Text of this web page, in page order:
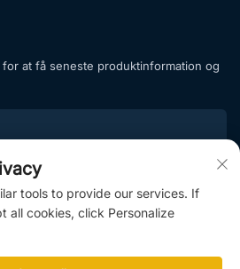
at få seneste produktinformation og
Tilmeld
og nyd eksklusive tilbud samt
tools to provide our services. If
all cookies, click Personalize